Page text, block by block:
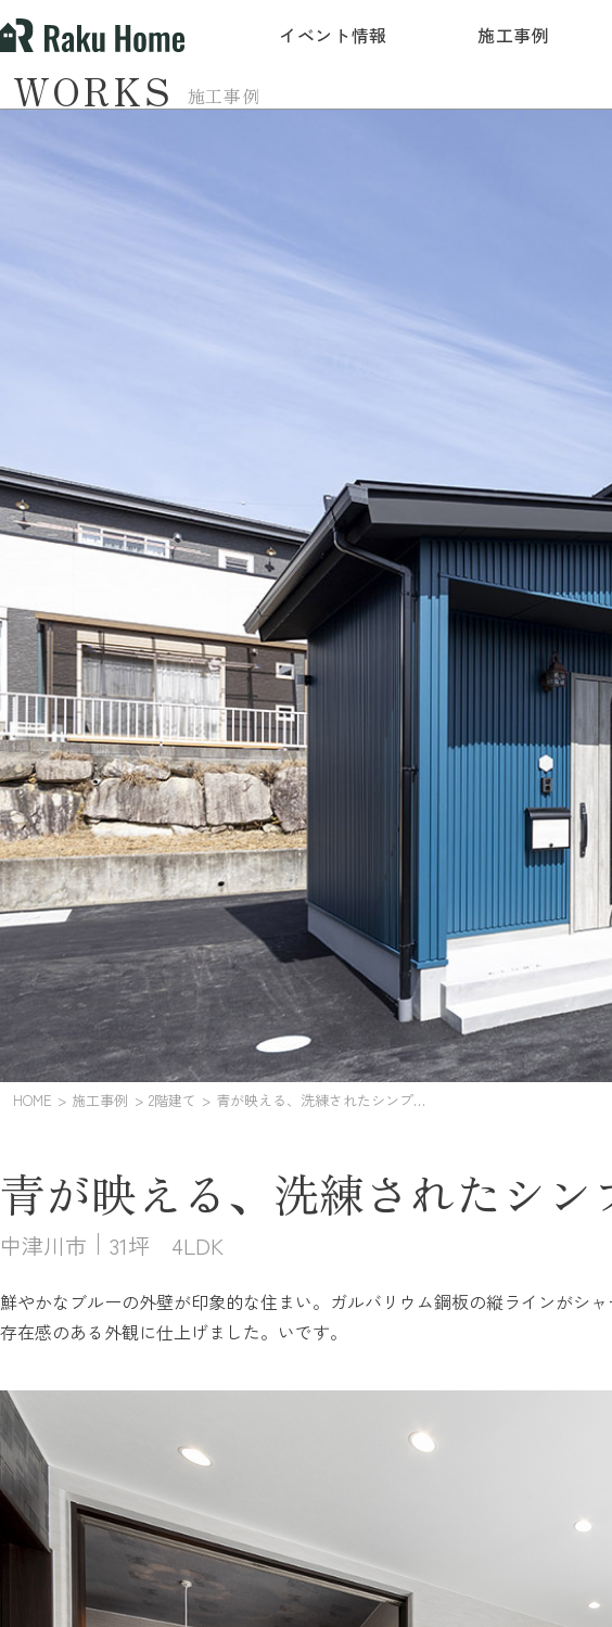
イベント情報 施工事例
施工事例
WORKS
HOME 施工事例 2階建て 青が映える、洗練されたシンプルモダンの住まい
青が映える、洗練されたシ
中津川市 31坪 4LDK
鮮やかなブルーの外壁が印象的な住まい。ガルバリウム鋼板の縦ラインがシ
存在感のある外観に仕上げました。いです。